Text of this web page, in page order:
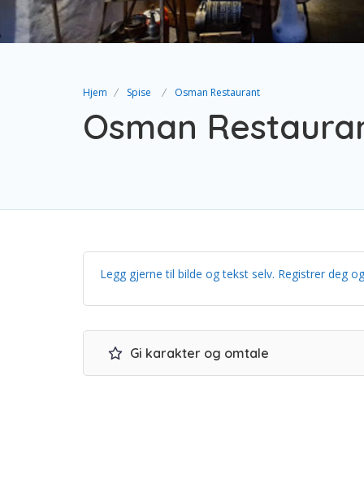
Hjem Spise Osman Restaurant
Osman
Legg gjerne til bilde og tekst selv. Registrer deg
Gi karakter og omtale